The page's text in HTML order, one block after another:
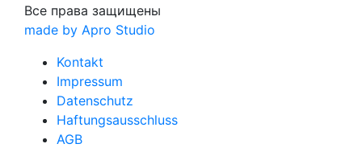
Все права защищены
made by Apro Studio
Kontakt
Impressum
Datenschutz
Haftungsausschluss
AGB